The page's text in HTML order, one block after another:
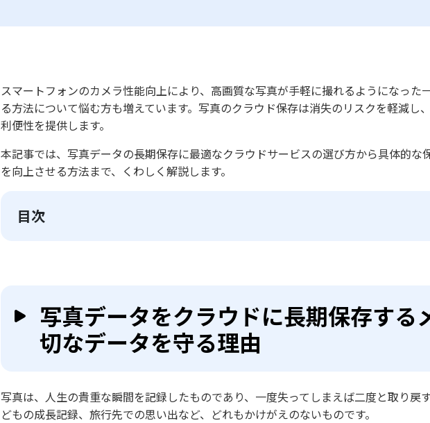
スマートフォンのカメラ性能向上により、高画質な写真が手軽に撮れるようになった
る方法について悩む方も増えています。写真のクラウド保存は消失のリスクを軽減し
利便性を提供します。
本記事では、写真データの長期保存に最適なクラウドサービスの選び方から具体的な
を向上させる方法まで、くわしく解説します。
目次
写真データをクラウドに長期保存する
切なデータを守る理由
写真は、人生の貴重な瞬間を記録したものであり、一度失ってしまえば二度と取り戻
どもの成長記録、旅行先での思い出など、どれもかけがえのないものです。